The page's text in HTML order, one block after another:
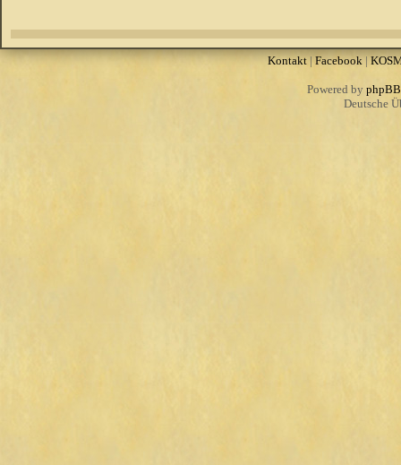
Kontakt|Facebook|
Powered by phpBB
Deutsche